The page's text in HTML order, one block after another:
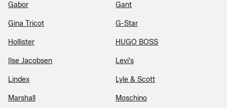
Gabor Gant
Gina Tricot G-Star
Hollister HUGO BOSS
Ilse Jacobsen Levi's
Lindex Lyle & Scott
Marshall Moschino